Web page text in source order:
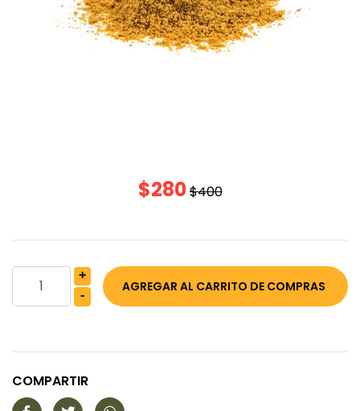
$280$400
+
-
COMPARTIR